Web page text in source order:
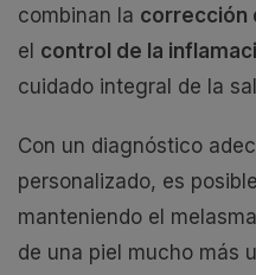
combinan la corrección
el control de la
cuidado integral de la
Con un diagnóstico
personalizado, es
manteniendo el
de una piel mucho más